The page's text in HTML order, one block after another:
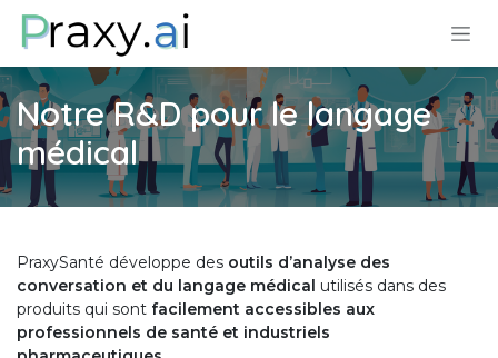
Se rendre au contenu
Notre R&D pour le langage
médical
PraxySanté développe des outils d’analyse des
conversation et du langage médical utilisés dans des
produits qui sont facilement accessibles aux
professionnels de santé et industriels